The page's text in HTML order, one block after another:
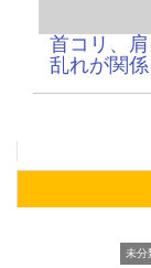
首コリ、
乱れが関
未分